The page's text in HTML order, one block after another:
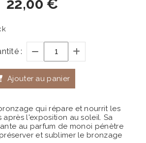
22,00 €
:
Ajouter au panier
qui répare et nourrit les
l'exposition au soleil. Sa
au parfum de monoi pénètre
et sublimer le bronzage